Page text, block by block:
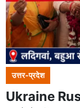
उत्तर-प्रदेश
Ukraine